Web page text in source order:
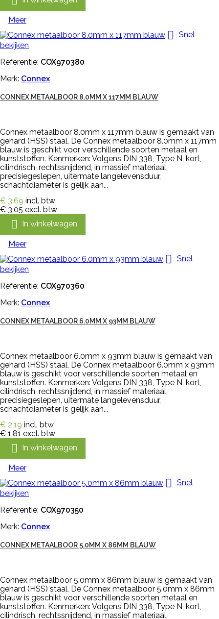
Meer
 Snel
bekijken
Referentie: COX970380
Merk: Connex
CONNEX METAALBOOR 8.0MM X 117MM BLAUW
Connex metaalboor 8.0mm x 117mm blauw is gemaakt van
gehard (HSS) staal. De Connex metaalboor 8.0mm x 117mm
blauw is geschikt voor verschillende soorten metaal en
kunststoffen. Kenmerken: Volgens DIN 338, Type N, kort,
cilindrisch, rechtssnijdend, in massief materiaal,
precisiegeslepen, uitermate langelevensduur,
schachtdiameter is gelijk aan...
€ 3,69 incl. btw
€ 3,05 excl. btw
 In winkelwagen
Meer
 Snel
bekijken
Referentie: COX970360
Merk: Connex
CONNEX METAALBOOR 6.0MM X 93MM BLAUW
Connex metaalboor 6.0mm x 93mm blauw is gemaakt van
gehard (HSS) staal. De Connex metaalboor 6.0mm x 93mm
blauw is geschikt voor verschillende soorten metaal en
kunststoffen. Kenmerken: Volgens DIN 338, Type N, kort,
cilindrisch, rechtssnijdend, in massief materiaal,
precisiegeslepen, uitermate langelevensduur,
schachtdiameter is gelijk aan...
€ 2,19 incl. btw
€ 1,81 excl. btw
 In winkelwagen
Meer
 Snel
bekijken
Referentie: COX970350
Merk: Connex
CONNEX METAALBOOR 5.0MM X 86MM BLAUW
Connex metaalboor 5.0mm x 86mm blauw is gemaakt van
gehard (HSS) staal. De Connex metaalboor 5.0mm x 86mm
blauw is geschikt voor verschillende soorten metaal en
kunststoffen. Kenmerken: Volgens DIN 338, Type N, kort,
cilindrisch, rechtssnijdend, in massief materiaal,